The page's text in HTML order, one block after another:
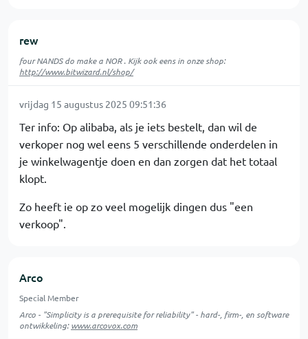
rew
four NANDS do make a NOR . Kijk ook eens in onze shop:
http://www.bitwizard.nl/shop/
vrijdag 15 augustus 2025 09:51:36
Ter info: Op alibaba, als je iets bestelt, dan wil de
verkoper nog wel eens 5 verschillende onderdelen in
je winkelwagentje doen en dan zorgen dat het totaal
klopt.
Zo heeft ie op zo veel mogelijk dingen dus "een
verkoop".
Arco
Special Member
Arco - "Simplicity is a prerequisite for reliability" - hard-, firm-, en software
ontwikkeling:www.arcovox.com